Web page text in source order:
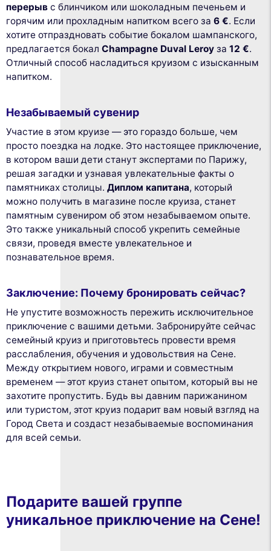
перерыв с блинчиком или шоколадным печеньем и
горячим или прохладным напитком всего за 6 €. Если
хотите отпраздновать событие бокалом шампанского,
предлагается бокал Champagne Duval Leroy за 12 €.
Отличный способ насладиться круизом с изысканным
напитком.
Незабываемый сувенир
Участие в этом круизе — это гораздо больше, чем
просто поездка на лодке. Это настоящее приключение,
в котором ваши дети станут экспертами по Парижу,
решая загадки и узнавая увлекательные факты о
памятниках столицы. Диплом капитана, который
можно получить в магазине после круиза, станет
памятным сувениром об этом незабываемом опыте.
Это также уникальный способ укрепить семейные
связи, проведя вместе увлекательное и
познавательное время.
Заключение: Почему бронировать сейчас?
Не упустите возможность пережить исключительное
приключение с вашими детьми. Забронируйте сейчас
семейный круиз и приготовьтесь провести время
расслабления, обучения и удовольствия на Сене.
Между открытием нового, играми и совместным
временем — этот круиз станет опытом, который вы не
захотите пропустить. Будь вы давним парижанином
или туристом, этот круиз подарит вам новый взгляд на
Город Света и создаст незабываемые воспоминания
для всей семьи.
Подарите вашей группе
уникальное приключение на Сене!